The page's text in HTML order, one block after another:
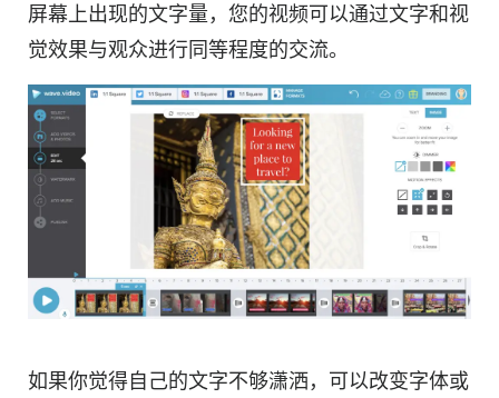
屏幕上出现的文字量，您的视频可以通过文字和视
觉效果与观众进行同等程度的交流。
如果你觉得自己的文字不够潇洒，可以改变字体或